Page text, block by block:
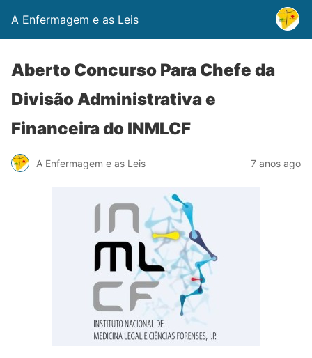
A Enfermagem e as Leis
Aberto Concurso Para Chefe da
Divisão Administrativa e
Financeira do INMLCF
A Enfermagem e as Leis 7 anos ago